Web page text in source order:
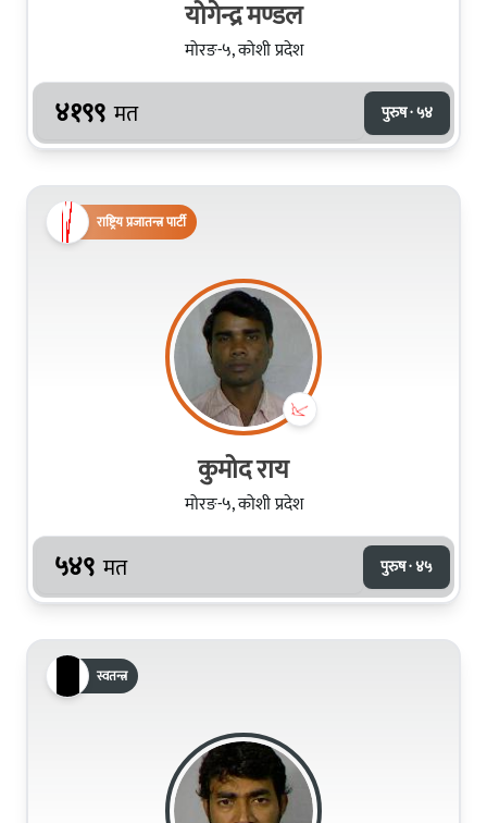
योगेन्द्र मण्डल
मोरङ-५, कोशी प्रदेश
४१९९ मत पुरुष · ५४
राष्ट्रिय प्रजातन्त्र पार्टी
कुमोद राय
मोरङ-५, कोशी प्रदेश
५४९ मत पुरुष · ४५
स्वतन्त्र